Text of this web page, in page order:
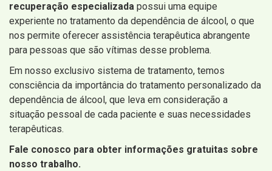
recuperação especializada ​​possui uma equipe
experiente no tratamento da dependência de álcool, o que
nos permite oferecer assistência terapêutica abrangente
para pessoas que são vítimas desse problema.
Em nosso exclusivo sistema de tratamento, temos
consciência da importância do tratamento personalizado da
dependência de álcool, que leva em consideração a
situação pessoal de cada paciente e suas necessidades
terapêuticas.
Fale conosco para obter informações gratuitas sobre
nosso trabalho.